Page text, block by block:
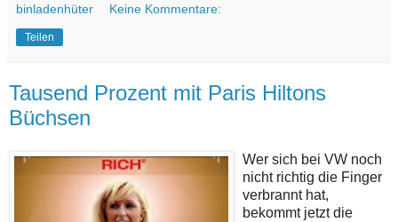
binladenhüter Keine Kommentare:
Teilen
Tausend Prozent mit Paris Hiltons
Büchsen
Wer sich bei VW noch
nicht richtig die Finger
verbrannt hat,
bekommt jetzt die